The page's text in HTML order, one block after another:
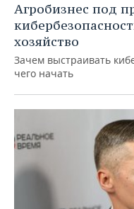
Агробизнес под
хозяйство
Зачем выстраивать
чего начать